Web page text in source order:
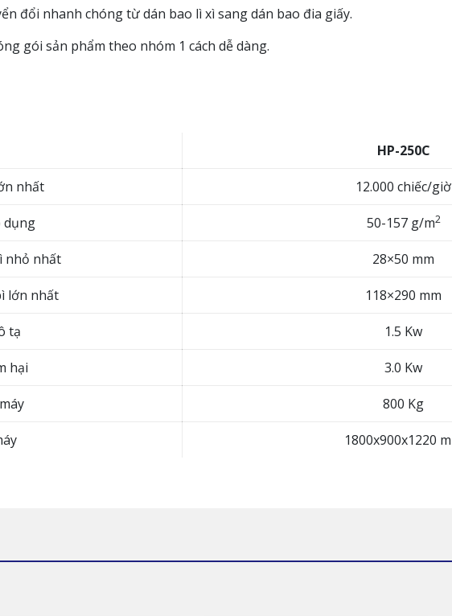
đổi nhanh chóng từ dán bao lì xì sang dán bao đia giấy.
gói sản phẩm theo nhóm 1 cách dễ dàng.
HP-250C
nhất 12.000 chiếc/giờ
dụng 50-157 g/m2
nhỏ nhất 28×50 mm
lớn nhất 118×290 mm
tạ 1.5 Kw
hại 3.0 Kw
800 Kg
1800x900x1220